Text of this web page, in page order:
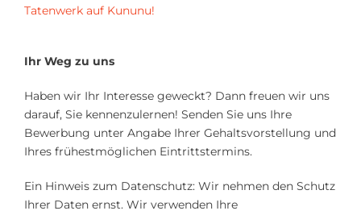
Tatenwerk auf Kununu!
Ihr Weg zu uns
Haben wir Ihr Interesse geweckt? Dann freuen wir uns
darauf, Sie kennenzulernen! Senden Sie uns Ihre
Bewerbung unter Angabe Ihrer Gehaltsvorstellung und
Ihres frühestmöglichen Eintrittstermins.
Ein Hinweis zum Datenschutz: Wir nehmen den Schutz
Ihrer Daten ernst. Wir verwenden Ihre